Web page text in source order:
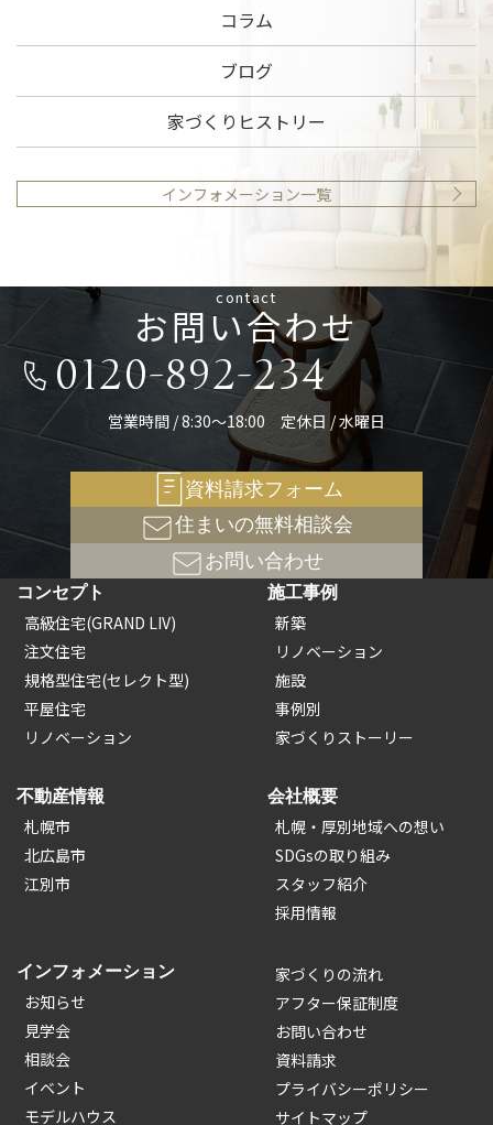
コラム
ブログ
家づくりヒストリー
インフォメーション一覧
contact
お問い合わせ
0120-892-234
営業時間 / 8:30～18:00 定休日 / 水曜日
資料請求フォーム
住まいの無料相談会
お問い合わせ
コンセプト
高級住宅(GRAND LIV)
注文住宅
規格型住宅(セレクト型)
平屋住宅
リノベーション
施工事例
新築
リノベーション
施設
事例別
家づくりストーリー
不動産情報
札幌市
北広島市
江別市
会社概要
札幌・厚別地域への想い
SDGsの取り組み
スタッフ紹介
採用情報
インフォメーション
お知らせ
見学会
相談会
イベント
モデルハウス
家づくりの流れ
アフター保証制度
お問い合わせ
資料請求
プライバシーポリシー
サイトマップ